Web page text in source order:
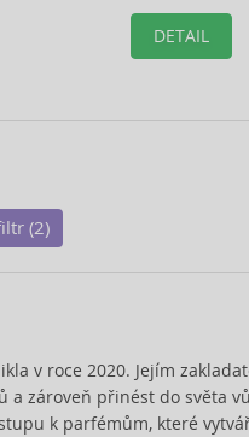
DETAIL
(2)
v roce 2020. Jejím
zároveň přinést do světa
k parfémům, které